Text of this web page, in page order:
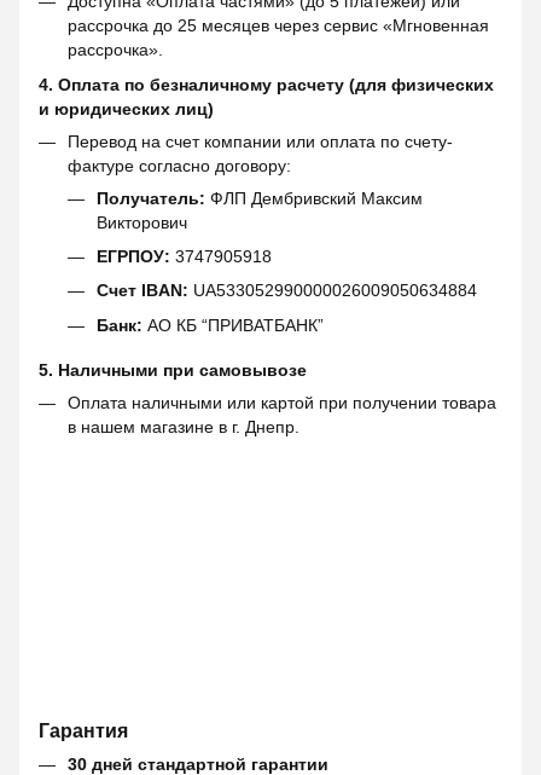
рассрочка до 25 месяцев через сервис «Мгновенная
рассрочка».
4. Оплата по безналичному расчету (для физических
и юридических лиц)
Перевод на счет компании или оплата по счету-
фактуре согласно договору:
Получатель: ФЛП Дембривский Максим
Викторович
ЕГРПОУ: 3747905918
Счет IBAN: UA533052990000026009050634884
Банк: АО КБ “ПРИВАТБАНК”
5. Наличными при самовывозе
Оплата наличными или картой при получении товара
в нашем магазине в г. Днепр.
Гарантия
30 дней стандартной гарантии